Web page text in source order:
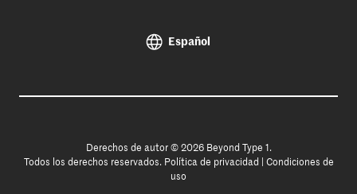
Español
Derechos de autor © 2026 Beyond Type 1.
Todos los derechos reservados. Política de privacidad
Condiciones de
uso